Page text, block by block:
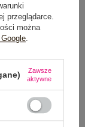
przeglądarce.
można
Zawsze
aktywne